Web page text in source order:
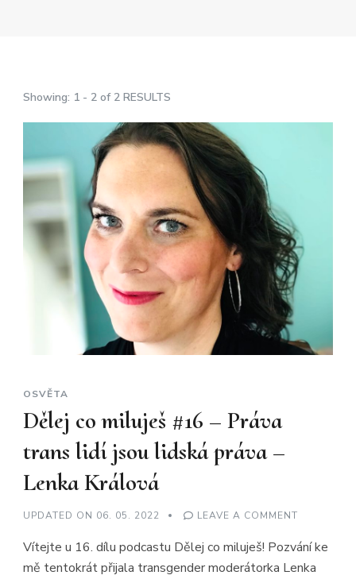
Showing: 1 - 2 of 2 RESULTS
OSVĚTA
Dělej co miluješ #16 – Práva
trans lidí jsou lidská práva –
Lenka Králová
UPDATED ON 06. 05. 2022 LEAVE A COMMENT
MILUJEŠ
–
Vítejte u 16. dílu podcastu Dělej co miluješ! Pozvání ke
mě tentokrát přijala transgender moderátorka Lenka